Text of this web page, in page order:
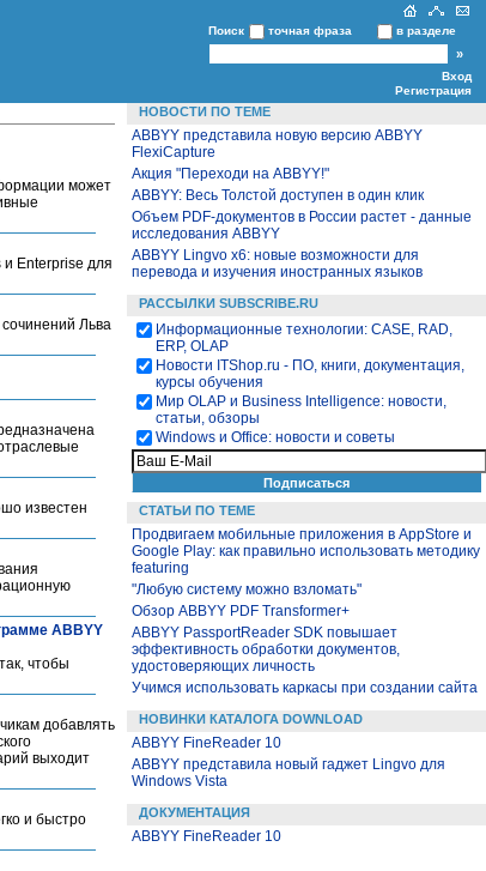
Поиск точная фраза в разделе
Вход
Регистрация
может
и Enterprise для
Льва
известен
ABBYY
чтобы
добавлять
выходит
и быстро
НОВОСТИ ПО ТЕМЕ
ABBYY представила новую версию ABBYY
FlexiCapture
Акция "Переходи на ABBYY!"
ABBYY: Весь Толстой доступен в один клик
Объем PDF-документов в России растет - данные
исследования ABBYY
ABBYY Lingvo x6: новые возможности для
перевода и изучения иностранных языков
РАССЫЛКИ SUBSCRIBE.RU
Информационные технологии: CASE, RAD,
ERP, OLAP
Новости ITShop.ru - ПО, книги, документация,
курсы обучения
Мир OLAP и Business Intelligence: новости,
статьи, обзоры
Windows и Office: новости и советы
СТАТЬИ ПО ТЕМЕ
Продвигаем мобильные приложения в AppStore и
Google Play: как правильно использовать методику
featuring
"Любую систему можно взломать"
Обзор ABBYY PDF Transformer+
ABBYY PassportReader SDK повышает
эффективность обработки документов,
удостоверяющих личность
Учимся использовать каркасы при создании сайта
НОВИНКИ КАТАЛОГА DOWNLOAD
ABBYY FineReader 10
ABBYY представила новый гаджет Lingvo для
Windows Vista
ДОКУМЕНТАЦИЯ
ABBYY FineReader 10